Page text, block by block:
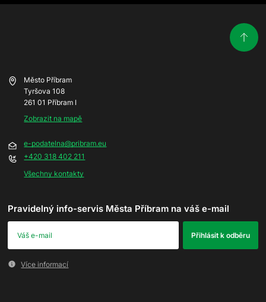
Město Příbram
Tyršova 108
261 01 Příbram I
Zobrazit na mapě
e-podatelna@pribram.eu
+420 318 402 211
Všechny kontakty
Pravidelný info-servis Města Příbram na váš e-mail
Více informací